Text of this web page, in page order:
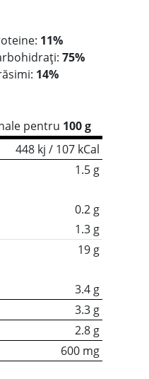
11%
75%
14%
pentru 100 g
448 kj / 107 kCal
1.5 g
0.2 g
1.3 g
19 g
3.4 g
3.3 g
2.8 g
600 mg